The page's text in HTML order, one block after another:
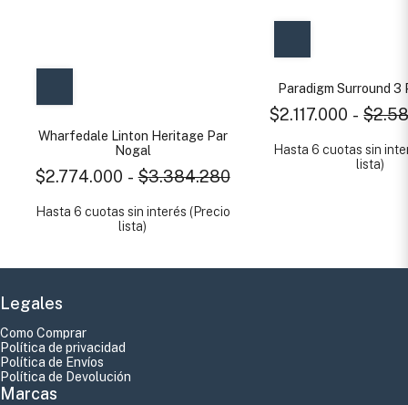
Wharfedale Linton Heritage Par
Nogal
$2.774.000 - $3.384.280
Hasta 6 cuotas sin interés (Precio
lista)
Paradigm Surround 3
$2.117.000 -
Hasta 6 cuotas sin
lista)
Legales
Como Comprar
Política de privacidad
Política de Envíos
Política de Devolución
Marcas